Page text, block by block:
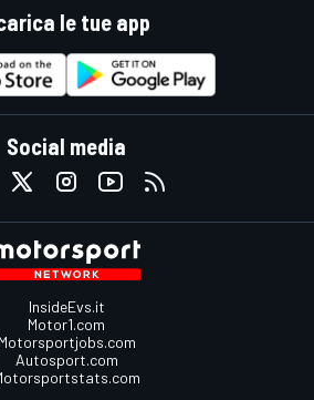
le tue app
Social media
InsideEvs.it
Motor1.com
Motorsportjobs.com
Autosport.com